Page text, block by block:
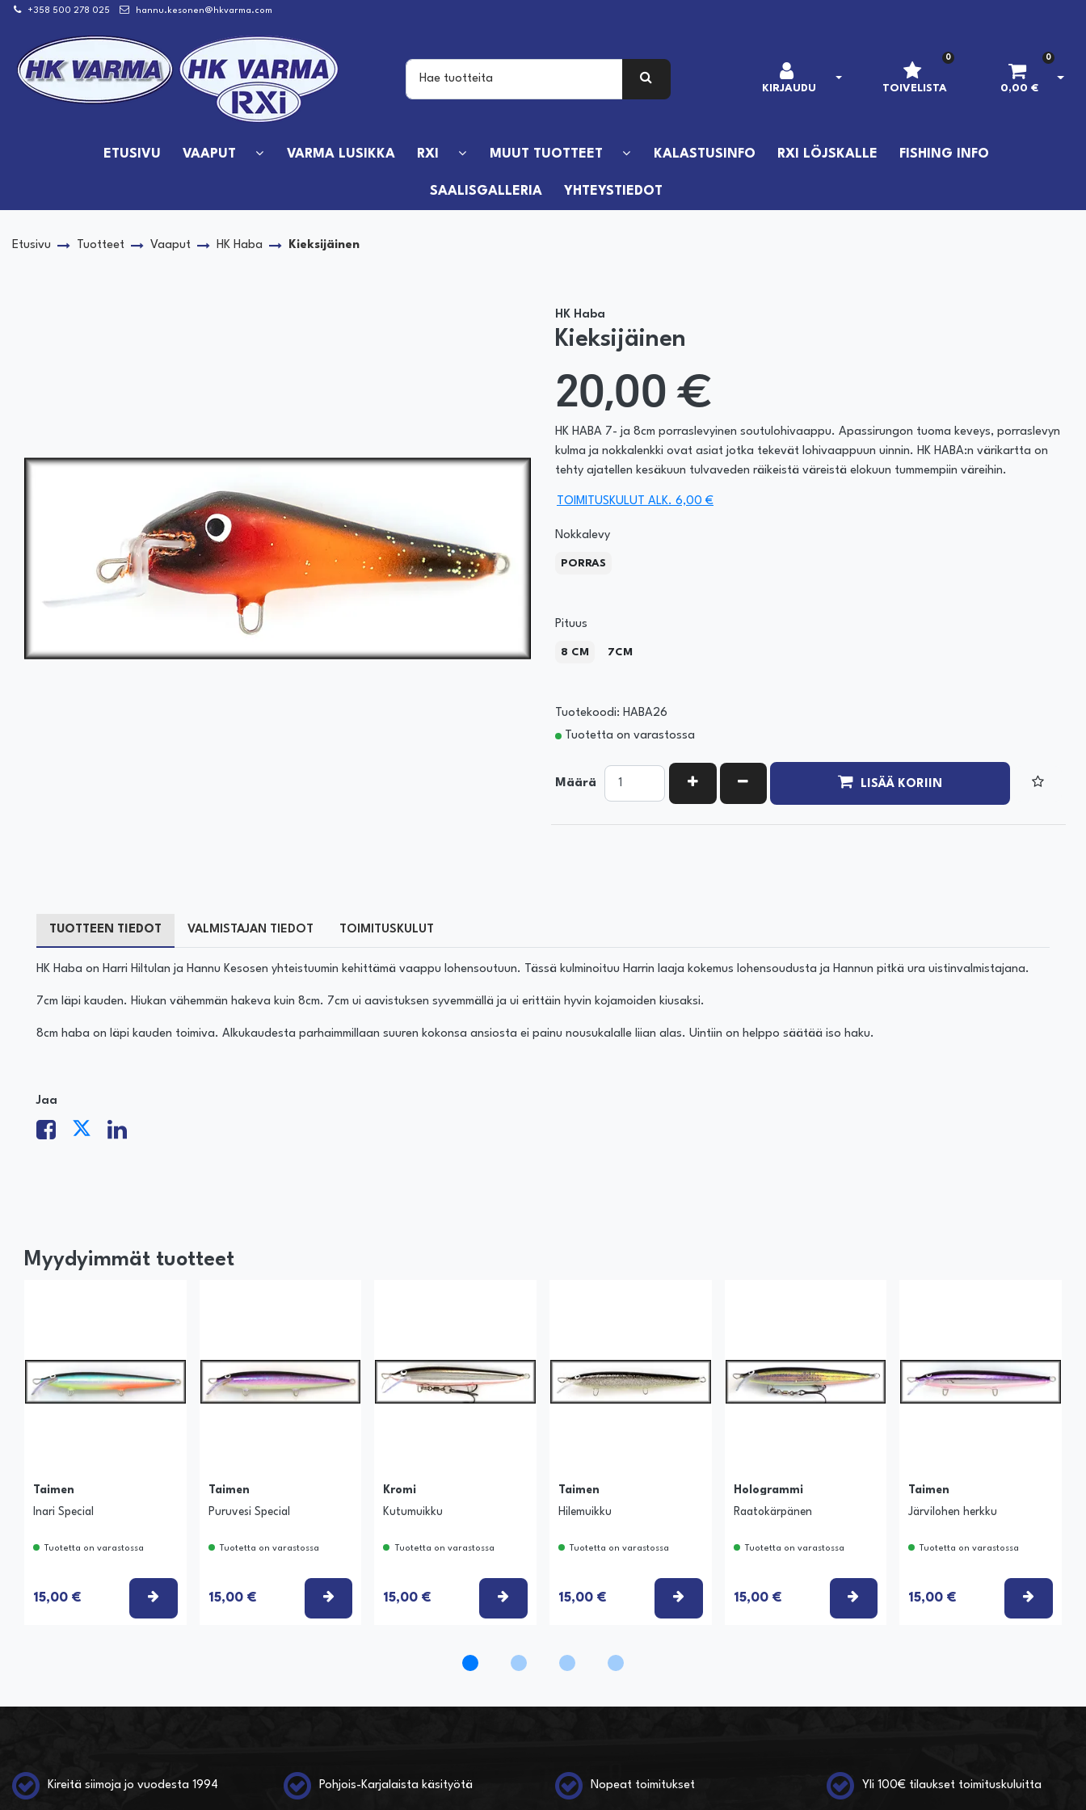
Siirry pääsisältöön
+358 500 278 025 hannu.kesonen@hkvarma.com
KIRJAUDU
AVAA KIRJAUTUMINEN
TOIVELISTA
0 0
0,00 €
ETUSIVU VAAPUT VARMA LUSIKKA RXI MUUT TUOTTEET KALASTUSINFO RXI LÖJSKALLE FISHING INFO
SAALISGALLERIA YHTEYSTIEDOT
Etusivu Tuotteet Vaaput HK Haba Kieksijäinen
HK Haba
Kieksijäinen
20,00 €
HK HABA 7- ja 8cm porraslevyinen soutulohivaappu. Apassirungon tuoma keveys, porraslevyn
kulma ja nokkalenkki ovat asiat jotka tekevät lohivaappuun uinnin. HK HABA:n värikartta on
tehty ajatellen kesäkuun tulvaveden räikeistä väreistä elokuun tummempiin väreihin.
TOIMITUSKULUT ALK. 6,00 €
Nokkalevy
PORRAS
Pituus
8 CM 7CM
Tuotekoodi: HABA26
Tuotetta on varastossa
Määrä KASVATA MÄÄRÄÄ
VÄHENNÄ MÄÄRÄÄ LISÄÄ KORIIN
TUOTTEEN TIEDOT VALMISTAJAN TIEDOT TOIMITUSKULUT
HK Haba on Harri Hiltulan ja Hannu Kesosen yhteistuumin kehittämä vaappu lohensoutuun. Tässä kulminoituu Harrin laaja kokemus lohensoudusta ja Hannun pitkä ura uistinvalmistajana.
7cm läpi kauden. Hiukan vähemmän hakeva kuin 8cm. 7cm ui aavistuksen syvemmällä ja ui erittäin hyvin kojamoiden kiusaksi.
8cm haba on läpi kauden toimiva. Alkukaudesta parhaimmillaan suuren kokonsa ansiosta ei painu nousukalalle liian alas. Uintiin on helppo säätää iso haku.
Jaa
Myydyimmät tuotteet
Taimen
Inari Special
Tuotetta on varastossa
15,00 € VALITSE VAIHTOEHTO
Taimen
Puruvesi Special
Tuotetta on varastossa
15,00 € VALITSE VAIHTOEHTO
Kromi
Kutumuikku
Tuotetta on varastossa
15,00 € VALITSE VAIHTOEHTO
Taimen
Hilemuikku
Tuotetta on varastossa
15,00 € VALITSE VAIHTOEHTO
Hologrammi
Raatokärpänen
Tuotetta on varastossa
15,00 € VALITSE VAIHTOEHTO
Taimen
Järvilohen herkku
Tuotetta on varastossa
15,00 €
Kireitä siimoja jo vuodesta 1994 Pohjois-Karjalaista käsityötä Nopeat toimitukset Yli 100€ tilaukset toimituskuluitta